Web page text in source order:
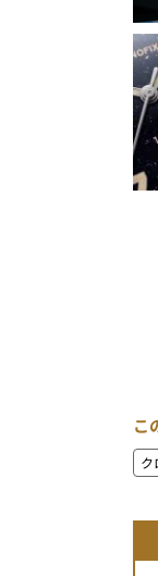
こ
ク